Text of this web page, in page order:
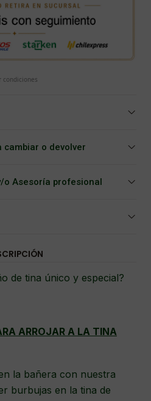
condiciones
cambiar o devolver
o Asesoría profesional
de tina único y especial?
ARROJAR A LA TINA
la bañera con nuestra
burbujas en la tina de